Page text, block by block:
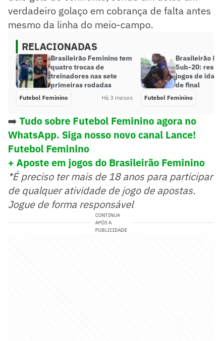
verdadeiro golaço em cobrança de falta antes
mesmo da linha do meio-campo.
RELACIONADAS
Brasileirão Feminino tem
quatro trocas de
treinadores nas sete
primeiras rodadas
Futebol Feminino Há 3 meses
Brasileirão
Sub-20:
jogos de ida
de final
Futebol Feminino
➡️ Tudo sobre Futebol Feminino agora no
WhatsApp. Siga nosso novo canal Lance!
Futebol Feminino
+ Aposte em jogos do Brasileirão Feminino
*É preciso ter mais de 18 anos para participar
de qualquer atividade de jogo de apostas.
Jogue de forma responsável
CONTINUA
APÓS A
PUBLICIDADE